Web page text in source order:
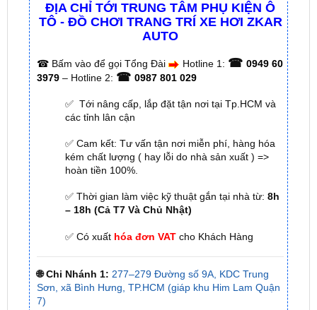
☎Bấm vào để gọi Tổng Đài Hotline 1:☎ 0949 60
0987 801 029
✅ Tới nâng cấp, lắp đặt tận nơi tại Tp.HCM và
các tỉnh lân cận
✅ Cam kết: Tư vấn tận nơi miễn phí, hàng hóa
kém chất lượng ( hay lỗi do nhà sản xuất ) =>
✅ Thời gian làm việc kỹ thuật gắn tại nhà từ:8h
– 18h (Cả T7 Và Chủ Nhật)
✅ Có xuấthóa đơn VATcho Khách Hàng
🌐 Chi Nhánh 1: 277–279 Đường số 9A, KDC Trung
🌐 Chi Nhánh 2: 93 Trương Định, Phường Thủ Dầu
Một, Tp.HCM (Bình Dương cũ)